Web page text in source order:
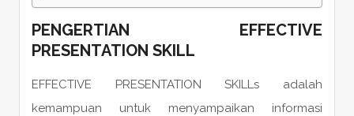
PENGERTIAN EFFECTIVE
PRESENTATION SKILL
EFFECTIVE PRESENTATION SKILLs adalah
kemampuan untuk menyampaikan informasi